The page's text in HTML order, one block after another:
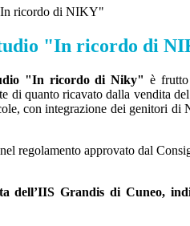
ricordo di NIKY"
"In ricordo di
"In ricordo di Niky" è
di quanto ricavato dalla vendita del
con integrazione dei genitori di
regolamento approvato dal
dell’IIS Grandis di Cuneo,